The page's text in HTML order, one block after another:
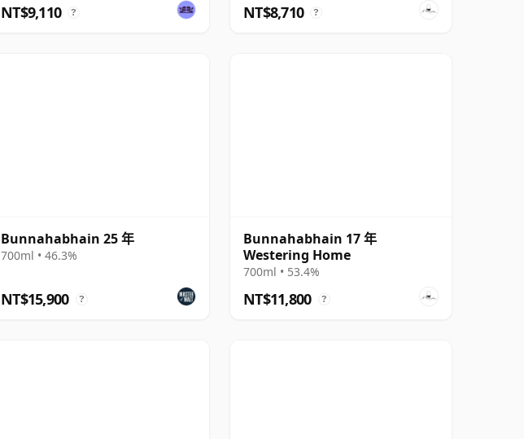
NT$9,110 ? NT$8,710 ?
Bunnahabhain 25 年
700ml • 46.3%
NT$15,900 ?
Bunnahabhain 17 年
Westering Home
700ml • 53.4%
NT$11,800 ?